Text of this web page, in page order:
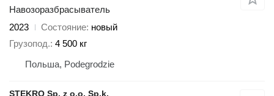
Навозоразбрасыватель
2023
Состояние новый
Грузопод. 4 500 кг
Польша, Podegrodzie
STEKRO Sp. z o.o. Sp.k.